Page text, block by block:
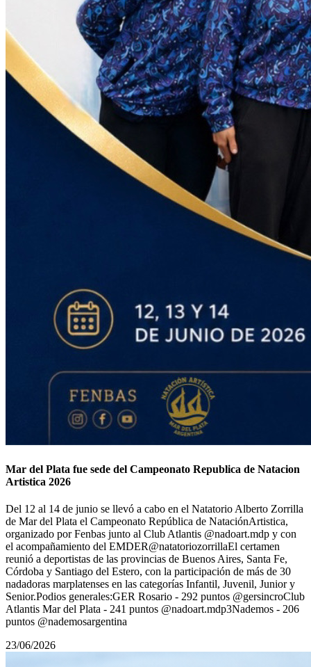
Mar del Plata fue sede del Campeonato Republica de Natacion
Artistica 2026
Del 12 al 14 de junio se llevó a cabo en el Natatorio Alberto Zorrilla
de Mar del Plata el Campeonato República de NataciónArtistica,
organizado por Fenbas junto al Club Atlantis @nadoart.mdp y con
el acompañamiento del EMDER@natatoriozorrillaEl certamen
reunió a deportistas de las provincias de Buenos Aires, Santa Fe,
Córdoba y Santiago del Estero, con la participación de más de 30
nadadoras marplatenses en las categorías Infantil, Juvenil, Junior y
Senior.Podios generales:GER Rosario - 292 puntos @gersincroClub
Atlantis Mar del Plata - 241 puntos @nadoart.mdp3Nademos - 206
puntos @nademosargentina
23/06/2026